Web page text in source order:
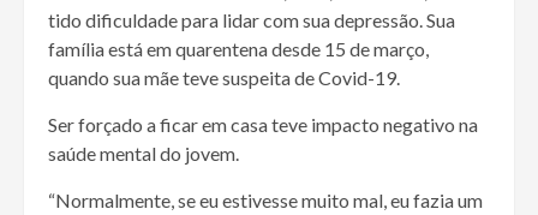
tido dificuldade para lidar com sua depressão. Sua
família está em quarentena desde 15 de março,
quando sua mãe teve suspeita de Covid-19.
Ser forçado a ficar em casa teve impacto negativo na
saúde mental do jovem.
“Normalmente, se eu estivesse muito mal, eu fazia um